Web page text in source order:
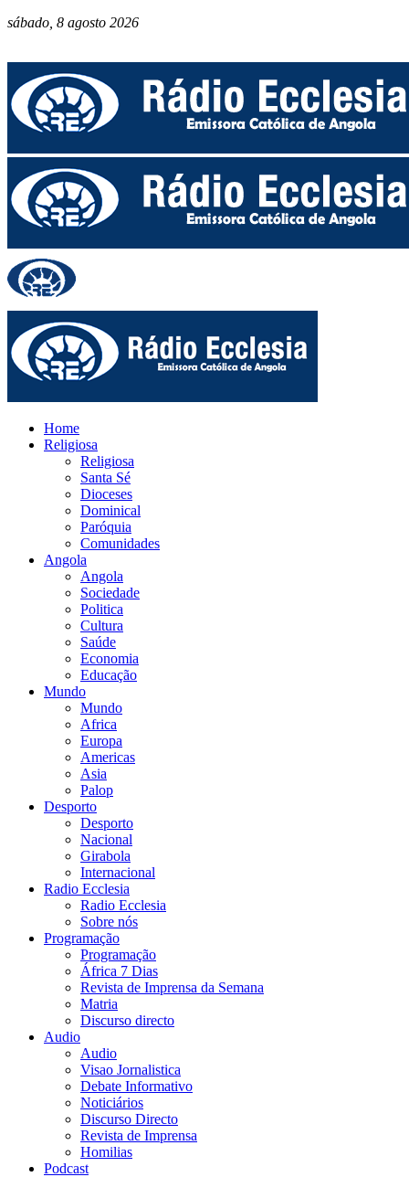
sábado, 8 agosto 2026
Home
Religiosa
Religiosa
Santa Sé
Dioceses
Dominical
Paróquia
Comunidades
Angola
Angola
Sociedade
Politica
Cultura
Saúde
Economia
Educação
Mundo
Mundo
Africa
Europa
Americas
Asia
Palop
Desporto
Desporto
Nacional
Girabola
Internacional
Radio Ecclesia
Radio Ecclesia
Sobre nós
Programação
Programação
África 7 Dias
Revista de Imprensa da Semana
Matria
Discurso directo
Audio
Audio
Visao Jornalistica
Debate Informativo
Noticiários
Discurso Directo
Revista de Imprensa
Homilias
Podcast